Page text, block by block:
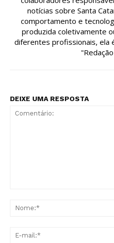
notícias sobre Santa
comportamento e
produzida coletivamente
diferentes profissionais, ela
DEIXE UMA RESPOSTA